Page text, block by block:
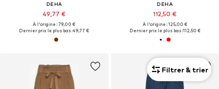
DEHA
49,77 €
À l'origine : 79,00 €
Dernier prix le plus bas :49,77 €
DEHA
112,50 €
À l'origine : 125,00 €
Dernier prix le plus bas :112,50 €
Filtrer & trier